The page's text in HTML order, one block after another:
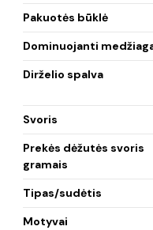
Pakuotės būklė
Dominuojanti
Dirželio spalva
Svoris
Prekės dėžutės svoris
gramais
Tipas/sudėtis
Motyvai